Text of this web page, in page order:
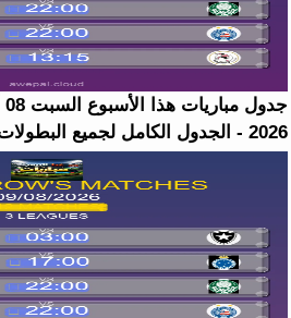
2026 - الجدول الكامل لجميع البطولات